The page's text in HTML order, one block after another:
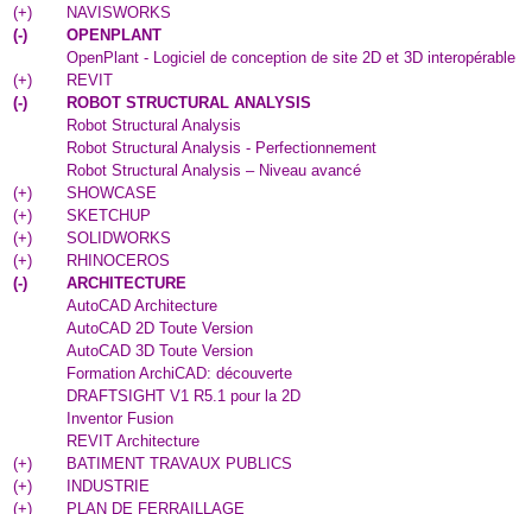
(+)
NAVISWORKS
(-)
OPENPLANT
OpenPlant - Logiciel de conception de site 2D et 3D interopérable
(+)
REVIT
(-)
ROBOT STRUCTURAL ANALYSIS
Robot Structural Analysis
Robot Structural Analysis - Perfectionnement
Robot Structural Analysis – Niveau avancé
(+)
SHOWCASE
(+)
SKETCHUP
(+)
SOLIDWORKS
(+)
RHINOCEROS
(-)
ARCHITECTURE
AutoCAD Architecture
AutoCAD 2D Toute Version
AutoCAD 3D Toute Version
Formation ArchiCAD: découverte
DRAFTSIGHT V1 R5.1 pour la 2D
Inventor Fusion
REVIT Architecture
(+)
BATIMENT TRAVAUX PUBLICS
(+)
INDUSTRIE
(+) PLAN DE FERRAILLAGE